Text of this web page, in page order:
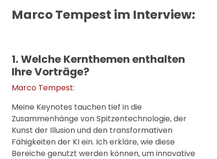
Marco Tempest im Interview:
1. Welche Kernthemen enthalten
Ihre Vorträge?
Marco Tempest:
Meine Keynotes tauchen tief in die
Zusammenhänge von Spitzentechnologie, der
Kunst der Illusion und den transformativen
Fähigkeiten der KI ein. Ich erkläre, wie diese
Bereiche genutzt werden können, um innovative